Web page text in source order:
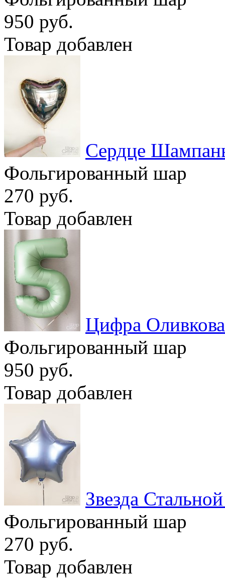
950 руб.
Товар добавлен
Сердце
Фольгированный шар
270 руб.
Товар добавлен
Цифра
Фольгированный шар
950 руб.
Товар добавлен
Звезда
Фольгированный шар
270 руб.
Товар добавлен